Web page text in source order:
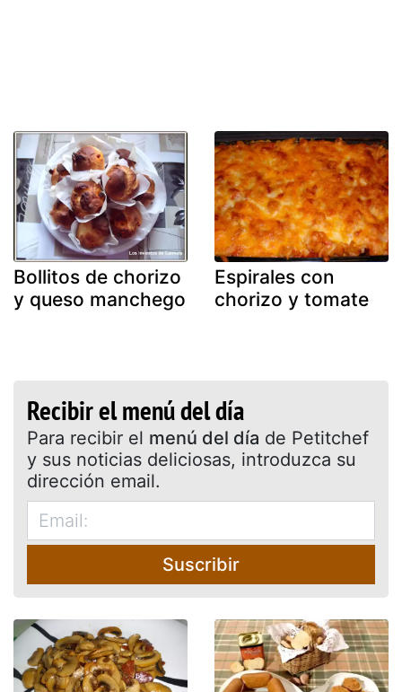
Bollitos de chorizo
y queso manchego
Espirales con
chorizo y tomate
Recibir el menú del día
Para recibir el menú del día de Petitchef
y sus noticias deliciosas, introduzca su
dirección email.
Suscribir